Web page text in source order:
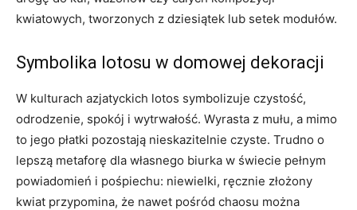
kwiatowych, tworzonych z dziesiątek lub setek modułów.
Symbolika lotosu w domowej dekoracji
W kulturach azjatyckich lotos symbolizuje czystość,
odrodzenie, spokój i wytrwałość. Wyrasta z mułu, a mimo
to jego płatki pozostają nieskazitelnie czyste. Trudno o
lepszą metaforę dla własnego biurka w świecie pełnym
powiadomień i pośpiechu: niewielki, ręcznie złożony
kwiat przypomina, że nawet pośród chaosu można